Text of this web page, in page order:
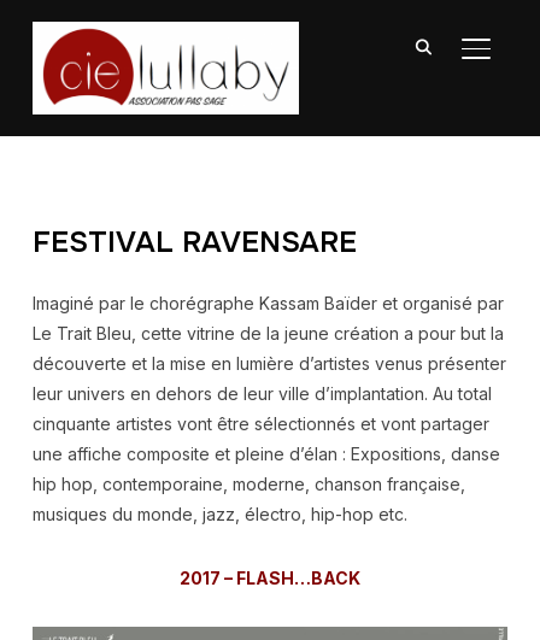
FESTIVAL RAVENSARE
Imaginé par le chorégraphe Kassam Baïder et organisé par
Le Trait Bleu, cette vitrine de la jeune création a pour but la
découverte et la mise en lumière d’artistes venus présenter
leur univers en dehors de leur ville d’implantation. Au total
cinquante artistes vont être sélectionnés et vont partager
une affiche composite et pleine d’élan : Expositions, danse
hip hop, contemporaine, moderne, chanson française,
musiques du monde, jazz, électro, hip-hop etc.
2017 – FLASH…BACK